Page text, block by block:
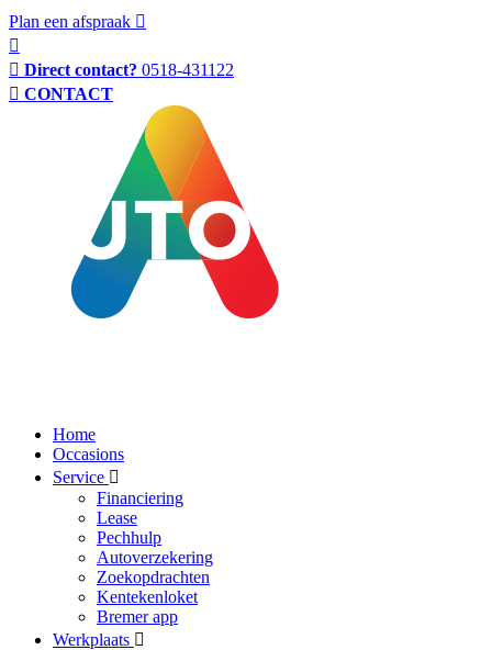
Plan een afspraak
Direct contact? 0518-431122
CONTACT
Home
Occasions
Service
Financiering
Lease
Pechhulp
Autoverzekering
Zoekopdrachten
Kentekenloket
Bremer app
Werkplaats